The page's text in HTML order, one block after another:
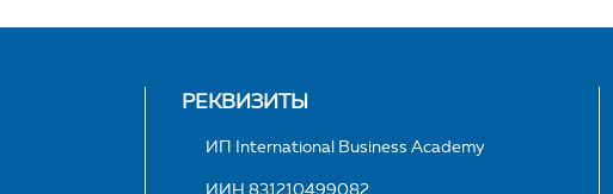
РЕКВИЗИТЫ
ИП International Business Academy
ИИН 831210499082